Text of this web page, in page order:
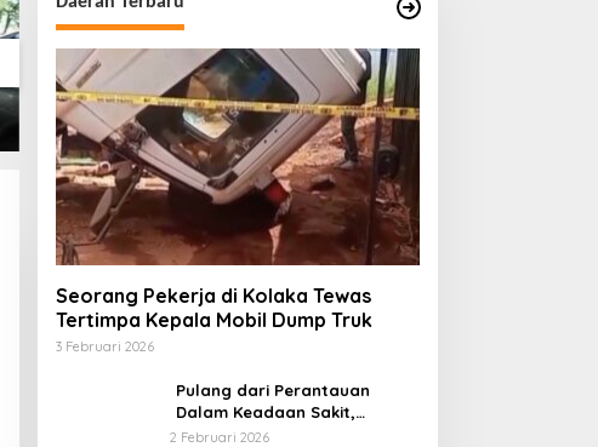
Seorang Pekerja di Kolaka Tewas
Tertimpa Kepala Mobil Dump Truk
3 Februari 2026
Pulang dari Perantauan
Dalam Keadaan Sakit,
Seorang Pria di Kolaka
2 Februari 2026